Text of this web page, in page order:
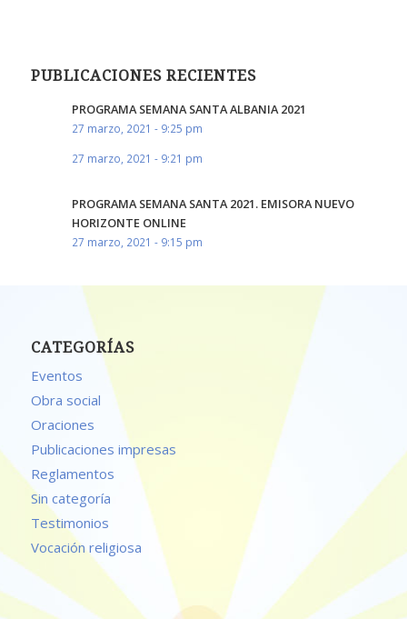
PUBLICACIONES RECIENTES
PROGRAMA SEMANA SANTA ALBANIA 2021
27 marzo, 2021 - 9:25 pm
27 marzo, 2021 - 9:21 pm
PROGRAMA SEMANA SANTA 2021. EMISORA NUEVO
HORIZONTE ONLINE
27 marzo, 2021 - 9:15 pm
CATEGORÍAS
Eventos
Obra social
Oraciones
Publicaciones impresas
Reglamentos
Sin categoría
Testimonios
Vocación religiosa